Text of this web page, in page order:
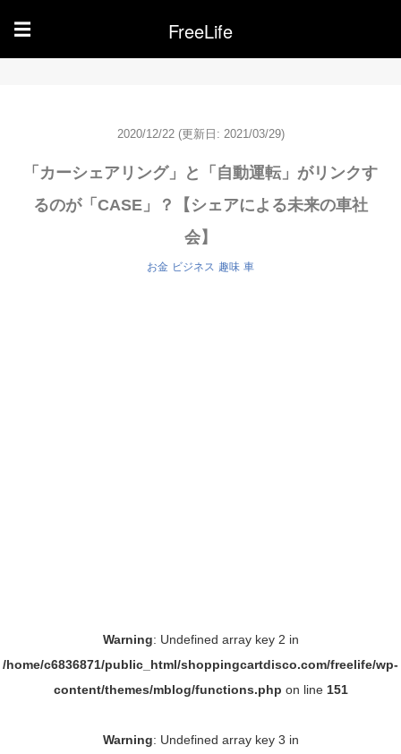
☰ FreeLife
2020/12/22 (更新日: 2021/03/29)
「カーシェアリング」と「自動運転」がリンクす
るのが「CASE」？【シェアによる未来の車社
会】
お金 ビジネス 趣味 車
Warning: Undefined array key 2 in
/home/c6836871/public_html/shoppingcartdisco.com/freelife/wp-
content/themes/mblog/functions.php on line 151
Warning: Undefined array key 3 in